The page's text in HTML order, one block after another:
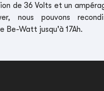
de 36 Volts et un
nous pouvons
Be-Watt jusqu'à 17Ah.